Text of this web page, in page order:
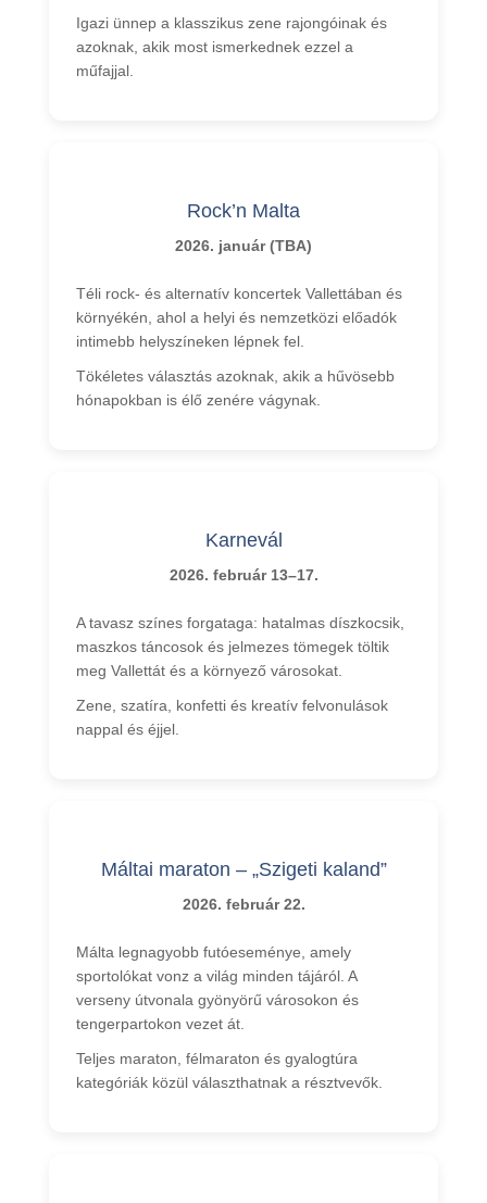
A máltai időjárás
Szabadidő
Strand Lido
Hajókirándulások
Fotok
Kapcsolat
Quote
Igazi ünnep a klasszikus zene rajongóinak és
azoknak, akik most ismerkednek ezzel a
műfajjal.
Rock’n Malta
2026. január (TBA)
Téli rock- és alternatív koncertek Vallettában és
környékén, ahol a helyi és nemzetközi előadók
intimebb helyszíneken lépnek fel.
Tökéletes választás azoknak, akik a hűvösebb
hónapokban is élő zenére vágynak.
Karnevál
2026. február 13–17.
A tavasz színes forgataga: hatalmas díszkocsik,
maszkos táncosok és jelmezes tömegek töltik
meg Vallettát és a környező városokat.
Zene, szatíra, konfetti és kreatív felvonulások
nappal és éjjel.
Máltai maraton – „Szigeti kaland”
2026. február 22.
Málta legnagyobb futóeseménye, amely
sportolókat vonz a világ minden tájáról. A
verseny útvonala gyönyörű városokon és
tengerpartokon vezet át.
Teljes maraton, félmaraton és gyalogtúra
kategóriák közül választhatnak a résztvevők.